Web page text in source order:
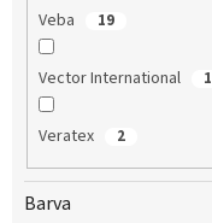
Veba 19
Vector International 1
Veratex 2
Barva